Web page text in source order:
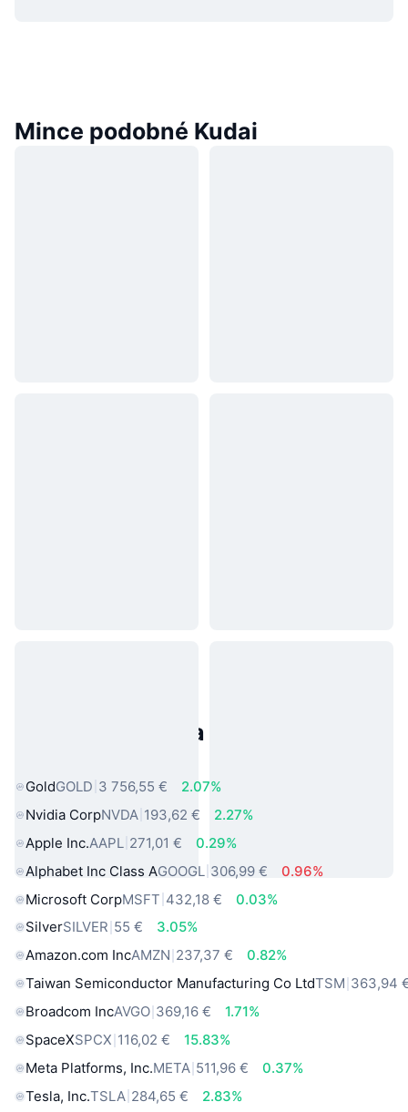
Mince podobné Kudai
Populárne aktíva z reálneho
GoldGOLD 3 756,55 €
2.07%
Nvidia CorpNVDA 193,62 €
2.27%
Apple Inc.AAPL 271,01 €
0.29%
Alphabet Inc Class AGOOGL 306,99 €
0.96%
Microsoft CorpMSFT 432,18 €
0.03%
SilverSILVER 55 €
3.05%
Amazon.com IncAMZN 237,37 €
0.82%
Taiwan Semiconductor Manufacturing Co LtdTSM 363,94
Broadcom IncAVGO 369,16 €
1.71%
SpaceXSPCX 116,02 €
15.83%
Meta Platforms, Inc.META 511,96 €
0.37%
Tesla, Inc.TSLA 284,65 €
2.83%